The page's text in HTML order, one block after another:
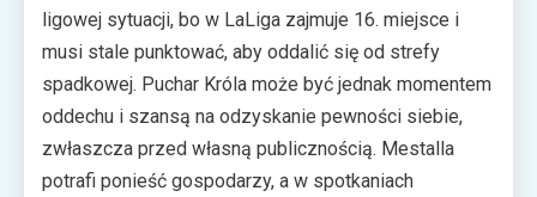
ligowej sytuacji, bo w LaLiga zajmuje 16. miejsce i
musi stale punktować, aby oddalić się od strefy
spadkowej. Puchar Króla może być jednak momentem
oddechu i szansą na odzyskanie pewności siebie,
zwłaszcza przed własną publicznością. Mestalla
potrafi ponieść gospodarzy, a w spotkaniach